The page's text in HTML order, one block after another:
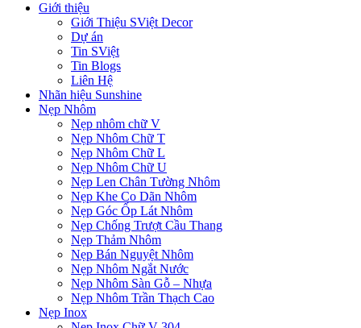
Giới thiệu
Giới Thiệu SViệt Decor
Dự án
Tin SViệt
Tin Blogs
Liên Hệ
Nhãn hiệu Sunshine
Nẹp Nhôm
Nẹp nhôm chữ V
Nẹp Nhôm Chữ T
Nẹp Nhôm Chữ L
Nẹp Nhôm Chữ U
Nẹp Len Chân Tường Nhôm
Nẹp Khe Co Dãn Nhôm
Nẹp Góc Ốp Lát Nhôm
Nẹp Chống Trượt Cầu Thang
Nẹp Thảm Nhôm
Nẹp Bán Nguyệt Nhôm
Nẹp Nhôm Ngắt Nước
Nẹp Nhôm Sàn Gỗ – Nhựa
Nẹp Nhôm Trần Thạch Cao
Nẹp Inox